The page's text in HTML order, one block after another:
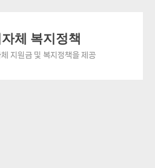
체 복지정책
지원금 및 복지정책을 제공